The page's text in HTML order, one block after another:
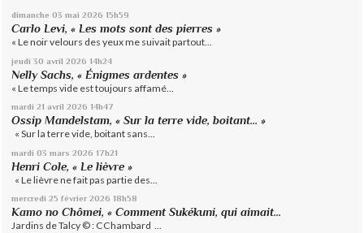
dimanche 03 mai 2026 15h59
Carlo Levi, « Les mots sont des pierres »
« Le noir velours des yeux me suivait partout...
jeudi 30 avril 2026 14h24
Nelly Sachs, « Énigmes ardentes »
« Le temps vide est toujours affamé...
mardi 21 avril 2026 14h47
Ossip Mandelstam, « Sur la terre vide, boitant… »
« Sur la terre vide, boitant sans...
mardi 03 mars 2026 17h21
Henri Cole, « Le lièvre »
« Le lièvre ne fait pas partie des...
mercredi 25 février 2026 18h58
Kamo no Chômei, « Comment Sukékuni, qui aimait...
Jardins de Talcy © : CChambard ...